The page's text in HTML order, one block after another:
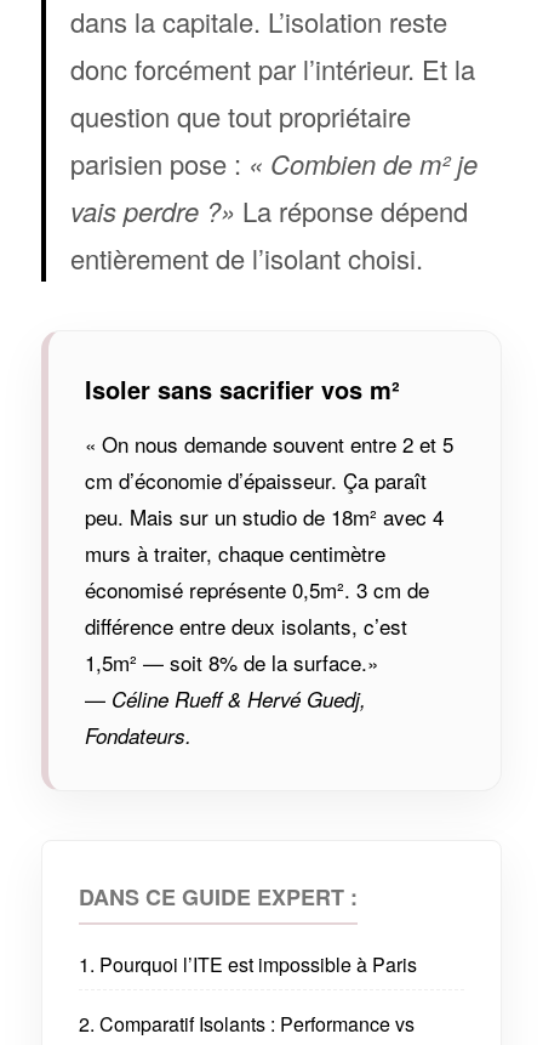
dans la capitale. L’isolation reste
donc forcément par l’intérieur. Et la
question que tout propriétaire
parisien pose : « Combien de m² je
vais perdre ?» La réponse dépend
entièrement de l’isolant choisi.
Isoler sans sacrifier vos m²
« On nous demande souvent entre 2 et 5
cm d’économie d’épaisseur. Ça paraît
peu. Mais sur un studio de 18m² avec 4
murs à traiter, chaque centimètre
économisé représente 0,5m². 3 cm de
différence entre deux isolants, c’est
1,5m² — soit 8% de la surface.»
— Céline Rueff & Hervé Guedj,
Fondateurs.
DANS CE GUIDE EXPERT :
1. Pourquoi l’ITE est impossible à Paris
2. Comparatif Isolants : Performance vs